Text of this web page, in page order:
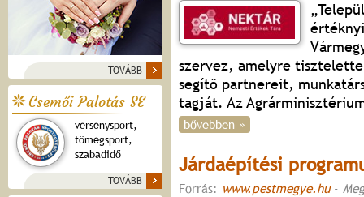
TOVÁBB
Csemői Palotás SE
versenysport,
tömegsport,
szabadidő
TOVÁBB
szervez, amelyre
segítő partnereit,
tagját. Az
bővebben »
Járdaépítési
Forrás: www.pestmegye.hu-